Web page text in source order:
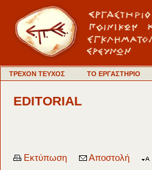
ΤΡΕΧΟΝ ΤΕΥΧΟΣ ΤΟ ΕΡΓΑΣΤΗΡΙΟ
EDITORIAL
Εκτύπωση Αποστολή